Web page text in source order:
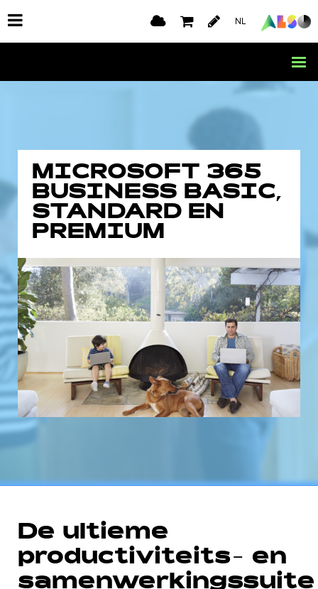
NL
MICROSOFT 365
BUSINESS BASIC,
STANDARD EN
PREMIUM
De ultieme
productiviteits- en
samenwerkingssuite